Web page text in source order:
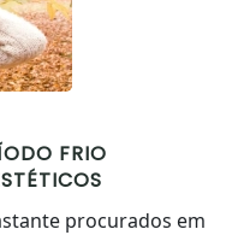
FRIO
procurados em